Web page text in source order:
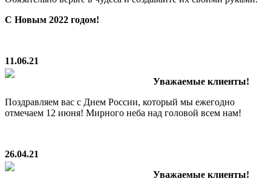
С Новым 2022 годом!
11.06.21
Уважаемые клиенты!
Поздравляем вас с Днем России, который мы ежегодно
отмечаем 12 июня! Мирного неба над головой всем нам!
26.04.21
Уважаемые клиенты!